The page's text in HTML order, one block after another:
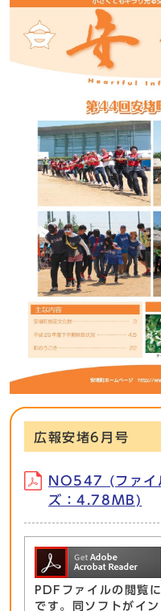
広報安堵6月号
NO547 (ファ
ズ：4.78MB)
PDFファイルの閲
です。同ソフトがイ